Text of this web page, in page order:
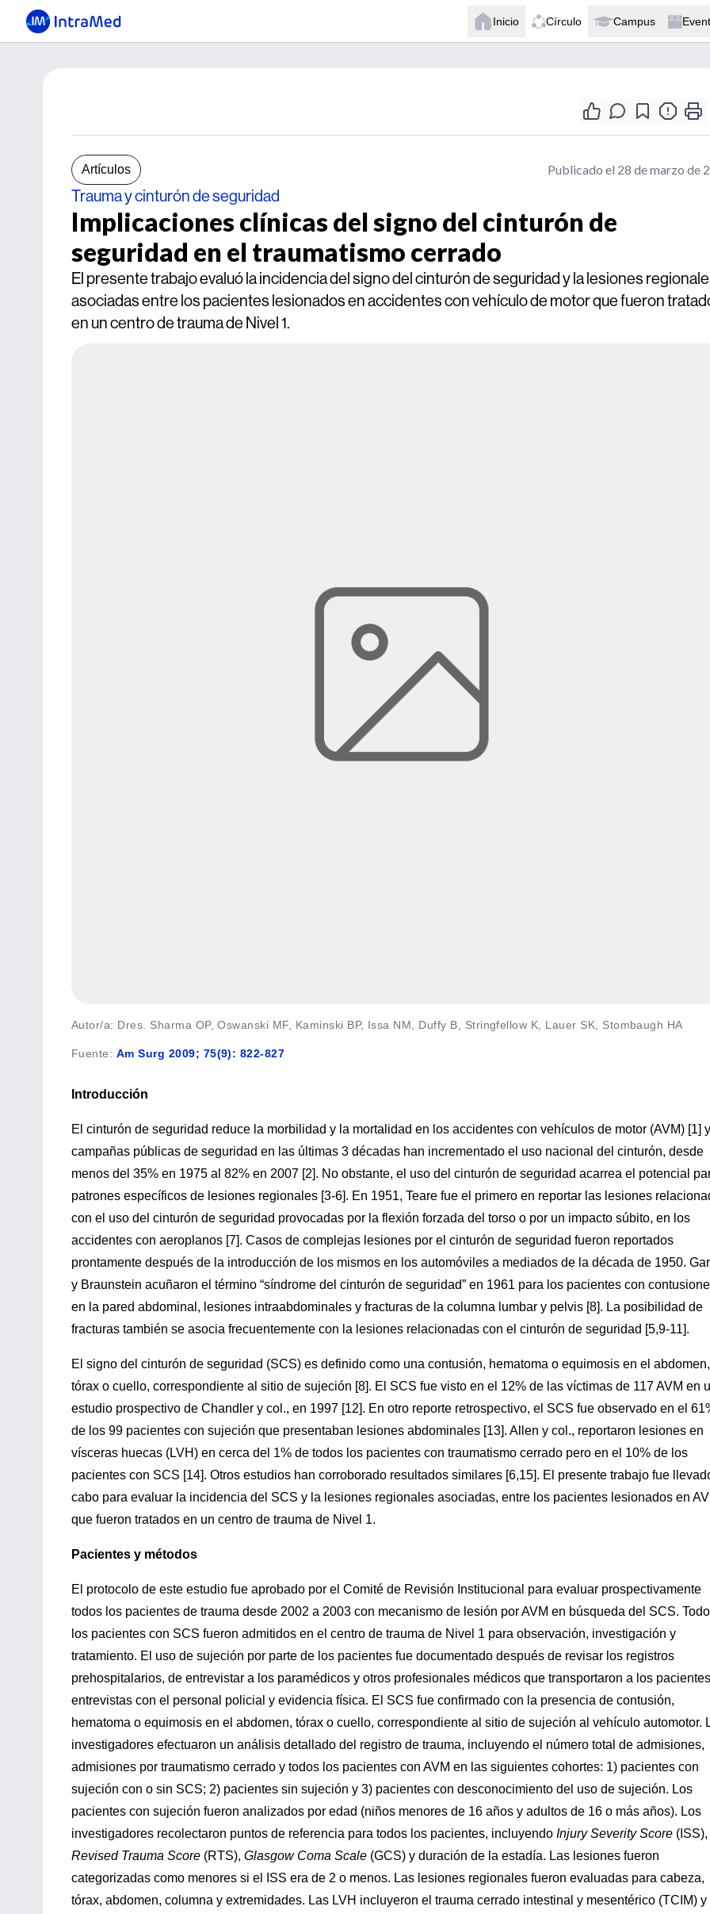
Inicio Círculo Campus
Artículos Publicado el 28 de marzo de
Trauma y cinturón de seguridad
Implicaciones clínicas del signo del cinturón de
seguridad en el traumatismo cerrado
El presente trabajo evaluó la incidencia del signo del cinturón de seguridad y la lesiones
asociadas entre los pacientes lesionados en accidentes con vehículo de motor que fueron
en un centro de trauma de Nivel 1.
Autor/a: Dres. Sharma OP, Oswanski MF, Kaminski BP, Issa NM, Duffy B, Stringfellow K, Lauer SK, Stombaugh HA
Fuente: Am Surg 2009; 75(9): 822-827
Introducción
El cinturón de seguridad reduce la morbilidad y la mortalidad en los accidentes con vehículos de motor (AVM) [1]
campañas públicas de seguridad en las últimas 3 décadas han incrementado el uso nacional del cinturón, desde
menos del 35% en 1975 al 82% en 2007 [2]. No obstante, el uso del cinturón de seguridad acarrea el potencial
patrones específicos de lesiones regionales [3-6]. En 1951, Teare fue el primero en reportar las lesiones
con el uso del cinturón de seguridad provocadas por la flexión forzada del torso o por un impacto súbito, en los
accidentes con aeroplanos [7]. Casos de complejas lesiones por el cinturón de seguridad fueron reportados
prontamente después de la introducción de los mismos en los automóviles a mediados de la década de 1950.
y Braunstein acuñaron el término “síndrome del cinturón de seguridad” en 1961 para los pacientes con
en la pared abdominal, lesiones intraabdominales y fracturas de la columna lumbar y pelvis [8]. La posibilidad de
fracturas también se asocia frecuentemente con la lesiones relacionadas con el cinturón de seguridad [5,9-11].
El signo del cinturón de seguridad (SCS) es definido como una contusión, hematoma o equimosis en el abdomen,
tórax o cuello, correspondiente al sitio de sujeción [8]. El SCS fue visto en el 12% de las víctimas de 117 AVM en
estudio prospectivo de Chandler y col., en 1997 [12]. En otro reporte retrospectivo, el SCS fue observado en el
de los 99 pacientes con sujeción que presentaban lesiones abdominales [13]. Allen y col., reportaron lesiones en
vísceras huecas (LVH) en cerca del 1% de todos los pacientes con traumatismo cerrado pero en el 10% de los
pacientes con SCS [14]. Otros estudios han corroborado resultados similares [6,15]. El presente trabajo fue
cabo para evaluar la incidencia del SCS y la lesiones regionales asociadas, entre los pacientes lesionados en
que fueron tratados en un centro de trauma de Nivel 1.
Pacientes y métodos
El protocolo de este estudio fue aprobado por el Comité de Revisión Institucional para evaluar prospectivamente
todos los pacientes de trauma desde 2002 a 2003 con mecanismo de lesión por AVM en búsqueda del SCS.
los pacientes con SCS fueron admitidos en el centro de trauma de Nivel 1 para observación, investigación y
tratamiento. El uso de sujeción por parte de los pacientes fue documentado después de revisar los registros
prehospitalarios, de entrevistar a los paramédicos y otros profesionales médicos que transportaron a los
entrevistas con el personal policial y evidencia física. El SCS fue confirmado con la presencia de contusión,
hematoma o equimosis en el abdomen, tórax o cuello, correspondiente al sitio de sujeción al vehículo automotor.
investigadores efectuaron un análisis detallado del registro de trauma, incluyendo el número total de admisiones,
admisiones por traumatismo cerrado y todos los pacientes con AVM en las siguientes cohortes: 1) pacientes con
sujeción con o sin SCS; 2) pacientes sin sujeción y 3) pacientes con desconocimiento del uso de sujeción. Los
pacientes con sujeción fueron analizados por edad (niños menores de 16 años y adultos de 16 o más años). Los
investigadores recolectaron puntos de referencia para todos los pacientes, incluyendo Injury Severity Score (ISS),
Revised Trauma Score (RTS), Glasgow Coma Scale (GCS) y duración de la estadía. Las lesiones fueron
categorizadas como menores si el ISS era de 2 o menos. Las lesiones regionales fueron evaluadas para cabeza,
tórax, abdomen, columna y extremidades. Las LVH incluyeron el trauma cerrado intestinal y mesentérico (TCIM) y